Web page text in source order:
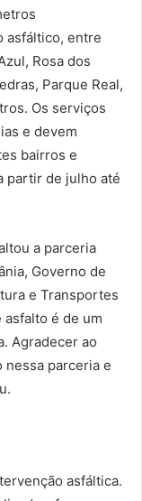
asfáltico, entre
Rosa dos
Parque Real,
Os serviços
e devem
bairros e
partir de julho até
a parceria
Governo de
e Transportes
asfalto é de um
Agradecer ao
nessa parceria e
asfáltica.